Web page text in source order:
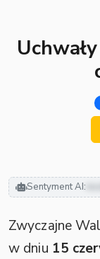
Sentyment AI:
Zwyczajne
w dniu 15